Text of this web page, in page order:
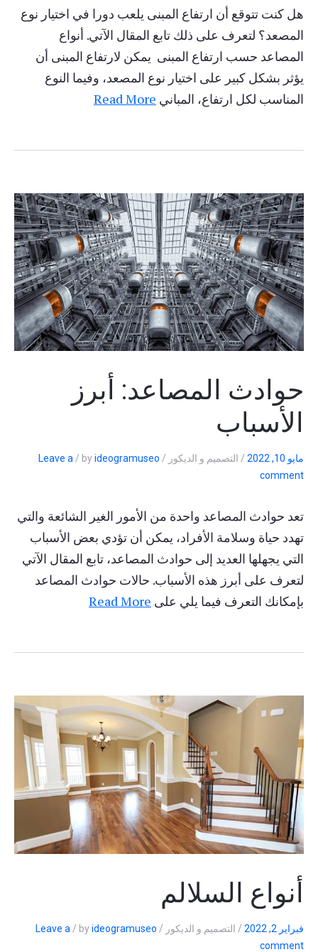
هل كنت تتوقع أن ارتفاع المبنى يلعب دورا في اختيار نوع
المصعد؟ لتعرف على ذلك تابع المقال الآتي. أنواع
المصاعد حسب ارتفاع المبنى يمكن لارتفاع المبنى أن
يؤثر بشكل كبير على اختيار نوع المصعد، وفيما النوع
المناسب لكل ارتفاع، المباني Read More
حوادث المصاعد: أبرز
الأسباب
مايو 10, 2022 / التصميم و الديكور /
byideogramuseo
/
Leave a
comment
تعد حوادث المصاعد واحدة من الأمور الغير الشائعة والتي
تهدد حياة وسلامة الأفراد، يمكن أن تؤدي بعض الأسباب
التي يجهلها العديد إلى حوادث المصاعد، تابع المقال الآتي
لتعرف على أبرز هذه الأسباب. حالات حوادث المصاعد
بإمكانك التعرف فيما يلي على Read More
أنواع السلالم
فبراير 2, 2022 / التصميم و الديكور /
byideogramuseo
/
Leave a
comment